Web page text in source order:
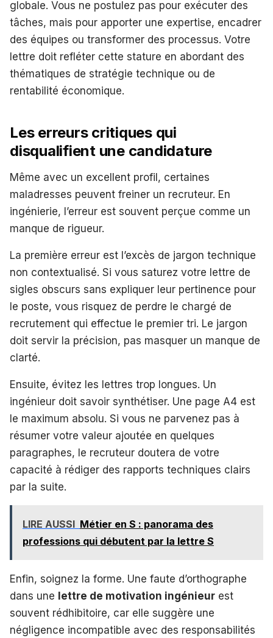
globale. Vous ne postulez pas pour exécuter des
tâches, mais pour apporter une expertise, encadrer
des équipes ou transformer des processus. Votre
lettre doit refléter cette stature en abordant des
thématiques de stratégie technique ou de
rentabilité économique.
Les erreurs critiques qui
disqualifient une candidature
Même avec un excellent profil, certaines
maladresses peuvent freiner un recruteur. En
ingénierie, l’erreur est souvent perçue comme un
manque de rigueur.
La première erreur est l’excès de jargon technique
non contextualisé. Si vous saturez votre lettre de
sigles obscurs sans expliquer leur pertinence pour
le poste, vous risquez de perdre le chargé de
recrutement qui effectue le premier tri. Le jargon
doit servir la précision, pas masquer un manque de
clarté.
Ensuite, évitez les lettres trop longues. Un
ingénieur doit savoir synthétiser. Une page A4 est
le maximum absolu. Si vous ne parvenez pas à
résumer votre valeur ajoutée en quelques
paragraphes, le recruteur doutera de votre
capacité à rédiger des rapports techniques clairs
par la suite.
LIRE AUSSI Métier en S : panorama des
professions qui débutent par la lettre S
Enfin, soignez la forme. Une faute d’orthographe
dans une lettre de motivation ingénieur est
souvent rédhibitoire, car elle suggère une
négligence incompatible avec des responsabilités